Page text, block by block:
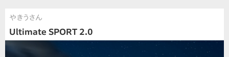
やきうさん
Ultimate SPORT 2.0